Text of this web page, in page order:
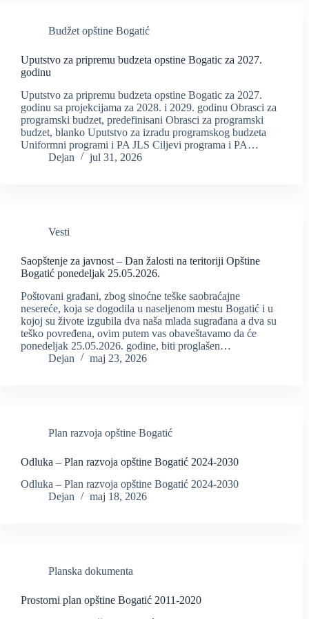
Budžet opštine Bogatić
Uputstvo za pripremu budzeta opstine Bogatic za 2027.
godinu
Uputstvo za pripremu budzeta opstine Bogatic za 2027.
godinu sa projekcijama za 2028. i 2029. godinu Obrasci za
programski budzet, predefinisani Obrasci za programski
budzet, blanko Uputstvo za izradu programskog budzeta
Uniformni programi i PA JLS Ciljevi programa i PA…
Dejan
jul 31, 2026
Vesti
Saopštenje za javnost – Dan žalosti na teritoriji Opštine
Bogatić ponedeljak 25.05.2026.
Poštovani građani, zbog sinoćne teške saobraćajne
nesereće, koja se dogodila u naseljenom mestu Bogatić i u
kojoj su živote izgubila dva naša mlada sugrađana a dva su
teško povređena, ovim putem vas obaveštavamo da će
ponedeljak 25.05.2026. godine, biti proglašen…
Dejan
maj 23, 2026
Plan razvoja opštine Bogatić
Odluka – Plan razvoja opštine Bogatić 2024-2030
Odluka – Plan razvoja opštine Bogatić 2024-2030
Dejan
maj 18, 2026
Planska dokumenta
Prostorni plan opštine Bogatić 2011-2020